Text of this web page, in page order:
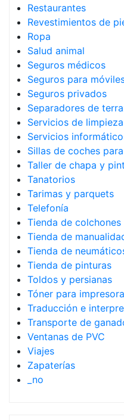
Restaurantes
Revestimientos de
Ropa
Salud animal
Seguros médicos
Seguros para
Seguros privados
Separadores de
Servicios de limpieza
Servicios
Sillas de coches
Taller de chapa y
Tanatorios
Tarimas y parquets
Telefonía
Tienda de colchones
Tienda de
Tienda de
Tienda de pinturas
Toldos y persianas
Tóner para
Traducción e
Transporte de
Ventanas de PVC
Viajes
Zapaterías
_no